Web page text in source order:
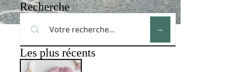
Recherche
Les plus récents